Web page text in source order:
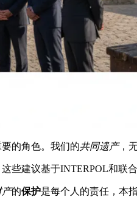
的角色。我们的共同遗产，
这些建议基于INTERPOL和联
产的保护是每个人的责任，本